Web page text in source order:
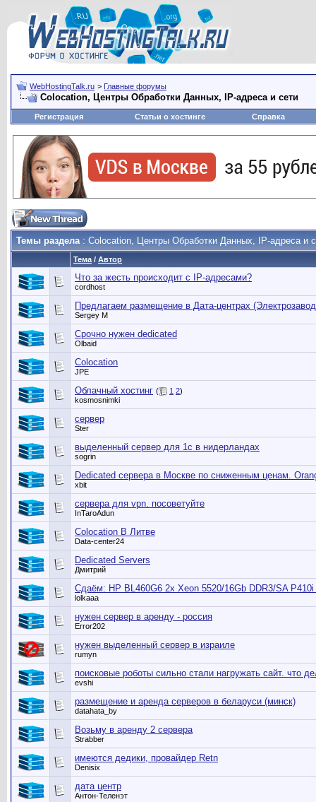
WebHostingTalk.ru > Главные форумы
Сolocation, Центры Обработки Данных, IP-адреса и сети
Регистрация Статьи о хостинге Справка
Темы раздела: Сolocation, Центры Обработки Данных, IP-адреса и
Тема / Автор
Что за жесть происходит с IP-адресами?
cordhost
Предлагаем размещение в Дата-центрах
Sergey M
Срочно нужен dedicated
Olbaid
Colocation
JPE
Облачный хостинг ( 1 2)
kosmosnimki
сервер
Ster
выделенный сервер для 1с в нидерландах
sogrin
Dedicated сервера в Москве по сниженным ценам.
xbit
сервера для vpn. посоветуйте
InTaroAdun
Colocation В Литве
Data-center24
Dedicated Servers
Дмитрий
Сдаём: HP BL460G6 2x Xeon 5520/16Gb DDR3/SA
lolkaaa
нужен сервер в аренду - россия
Error202
нужен выделенный сервер в израиле
rumyn
поисковые роботы сильно стали нагружать сайт. что
evshi
размещение и аренда серверов в беларуси (минск)
datahata_by
Возьму в аренду 2 сервера
Strabber
имеются дедики, провайдер Retn
Denisix
дата центр
Антон-Теленэт